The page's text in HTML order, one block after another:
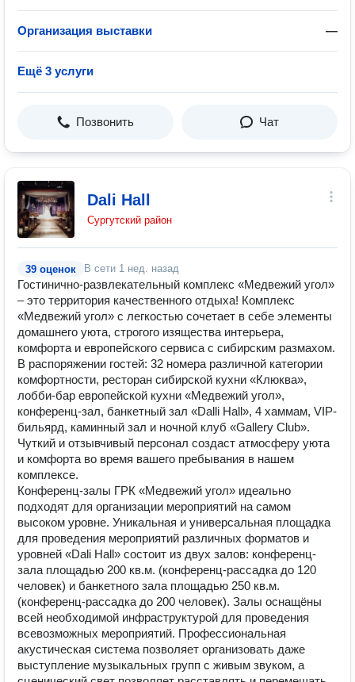
Организация выставки —
Ещё 3 услуги
Позвонить Чат
Dali Hall
Сургутский район
39 оценок В сети 1 нед. назад
Гостинично-развлекательный комплекс «Медвежий угол»
– это территория качественного отдыха! Комплекс
«Медвежий угол» с легкостью сочетает в себе элементы
домашнего уюта, строгого изящества интерьера,
комфорта и европейского сервиса с сибирским размахом.
В распоряжении гостей: 32 номера различной категории
комфортности, ресторан сибирской кухни «Клюква»,
лобби-бар европейской кухни «Медвежий угол»,
конференц-зал, банкетный зал «Dalli Hall», 4 хаммам, VIP-
бильярд, каминный зал и ночной клуб «Gallery Club».
Чуткий и отзывчивый персонал создаст атмосферу уюта
и комфорта во время вашего пребывания в нашем
комплексе.
Конференц-залы ГРК «Медвежий угол» идеально
подходят для организации мероприятий на самом
высоком уровне. Уникальная и универсальная площадка
для проведения мероприятий различных форматов и
уровней «Dali Hall» состоит из двух залов: конференц-
зала площадью 200 кв.м. (конференц-рассадка до 120
человек) и банкетного зала площадью 250 кв.м.
(конференц-рассадка до 200 человек). Залы оснащёны
всей необходимой инфраструктурой для проведения
всевозможных мероприятий. Профессиональная
акустическая система позволяет организовать даже
выступление музыкальных групп с живым звуком, а